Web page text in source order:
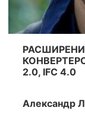
2.0, IFC 4.0
Александр